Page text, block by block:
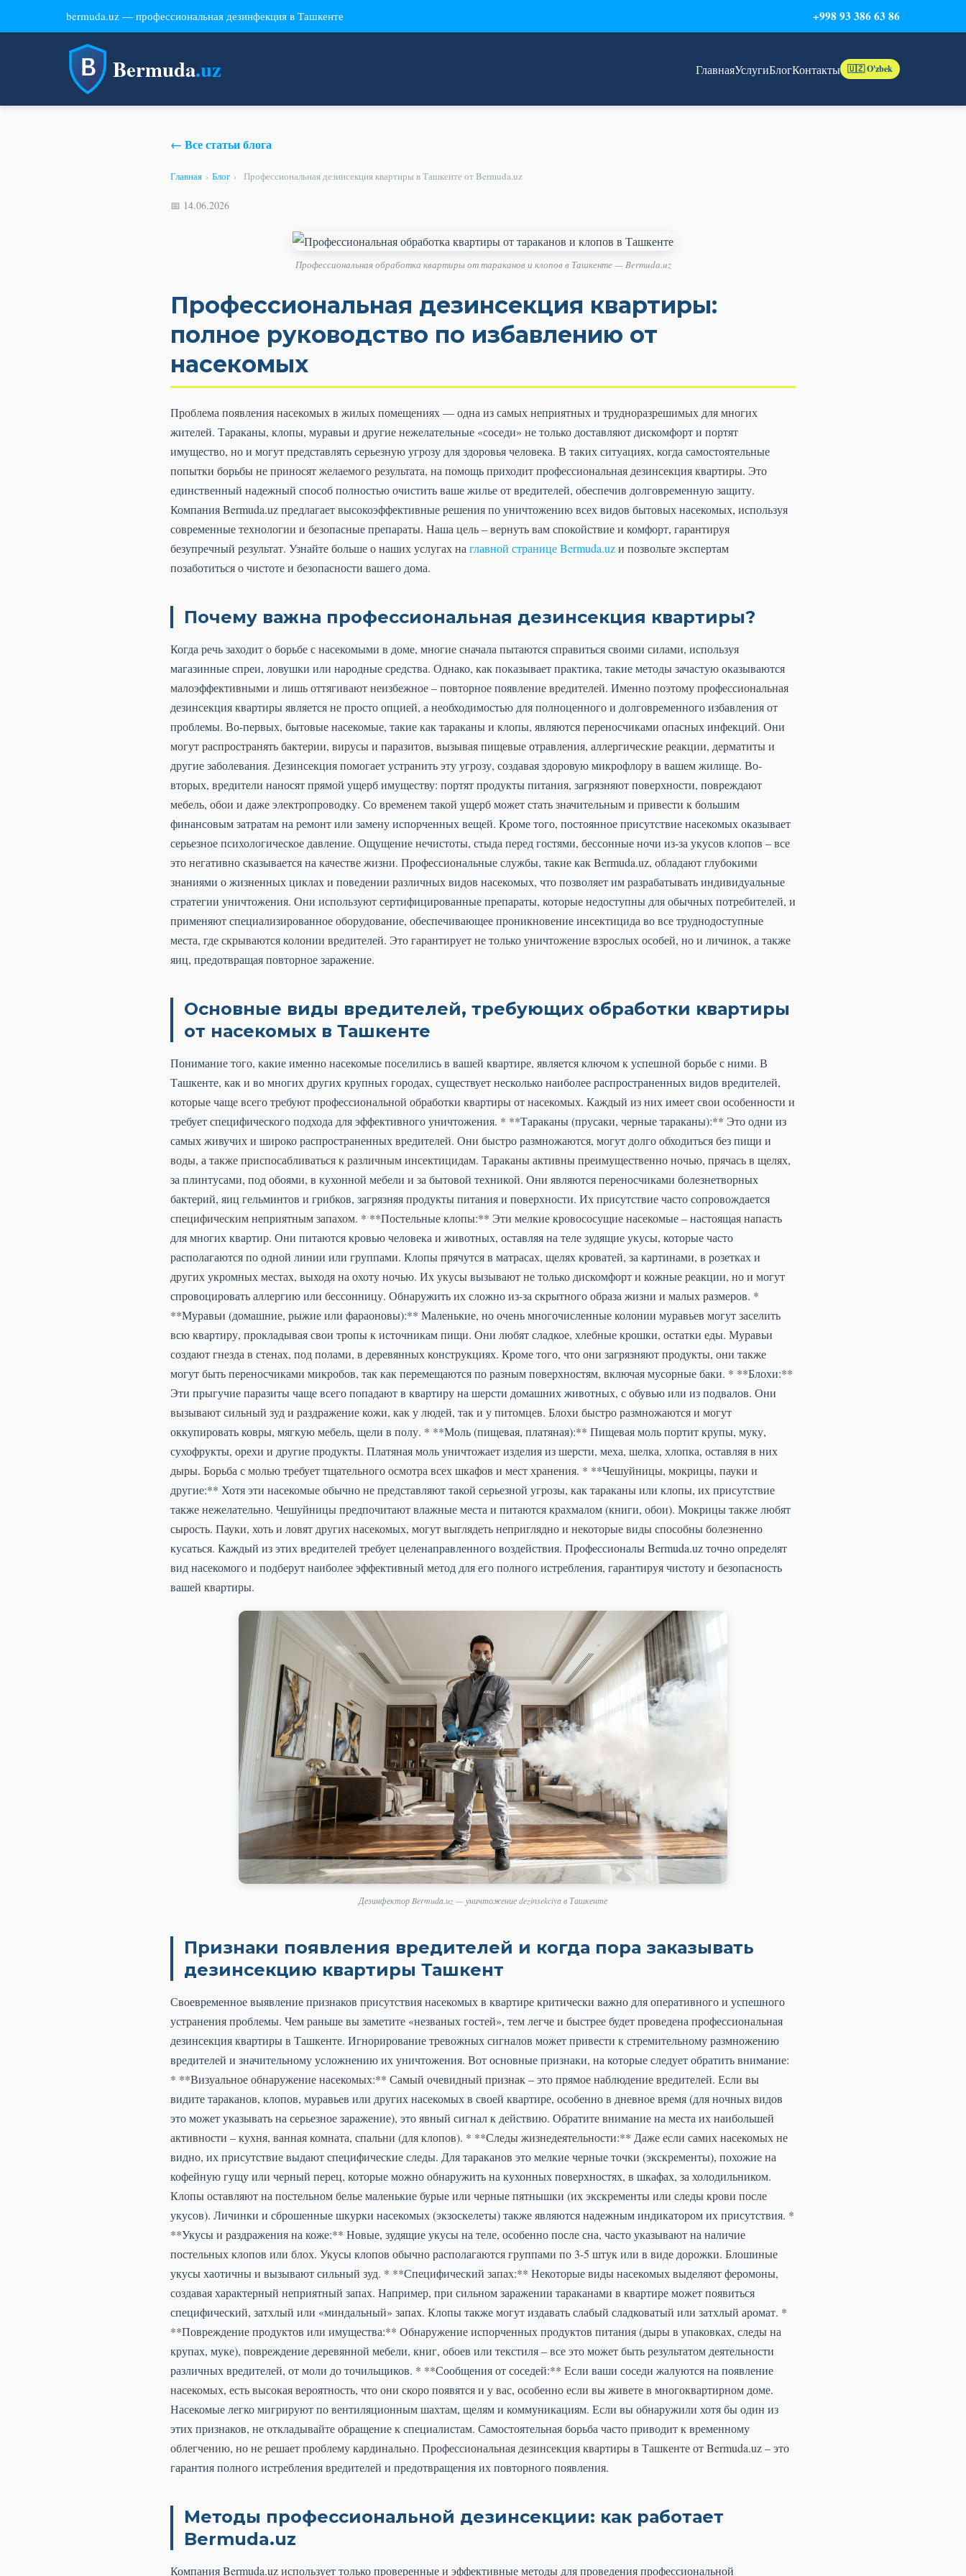
bermuda.uz — профессиональная дезинфекция в Ташкенте +998 93 386 63 86
Bermuda.uz ГлавнаяУслугиБлогКонтакты 🇺🇿 O'zbek
← Все статьи блога
Главная › Блог › Профессиональная дезинсекция квартиры в Ташкенте от Bermuda.uz
📅 14.06.2026
Профессиональная обработка квартиры от тараканов и клопов в Ташкенте — Bermuda.uz
Профессиональная дезинсекция квартиры:
полное руководство по избавлению от
насекомых
Проблема появления насекомых в жилых помещениях — одна из самых неприятных и трудноразрешимых для многих
жителей. Тараканы, клопы, муравьи и другие нежелательные «соседи» не только доставляют дискомфорт и портят
имущество, но и могут представлять серьезную угрозу для здоровья человека. В таких ситуациях, когда самостоятельные
попытки борьбы не приносят желаемого результата, на помощь приходит профессиональная дезинсекция квартиры. Это
единственный надежный способ полностью очистить ваше жилье от вредителей, обеспечив долговременную защиту.
Компания Bermuda.uz предлагает высокоэффективные решения по уничтожению всех видов бытовых насекомых, используя
современные технологии и безопасные препараты. Наша цель – вернуть вам спокойствие и комфорт, гарантируя
безупречный результат. Узнайте больше о наших услугах на главной странице Bermuda.uzи позвольте экспертам
позаботиться о чистоте и безопасности вашего дома.
Почему важна профессиональная дезинсекция квартиры?
Когда речь заходит о борьбе с насекомыми в доме, многие сначала пытаются справиться своими силами, используя
магазинные спреи, ловушки или народные средства. Однако, как показывает практика, такие методы зачастую оказываются
малоэффективными и лишь оттягивают неизбежное – повторное появление вредителей. Именно поэтому профессиональная
дезинсекция квартиры является не просто опцией, а необходимостью для полноценного и долговременного избавления от
проблемы. Во-первых, бытовые насекомые, такие как тараканы и клопы, являются переносчиками опасных инфекций. Они
могут распространять бактерии, вирусы и паразитов, вызывая пищевые отравления, аллергические реакции, дерматиты и
другие заболевания. Дезинсекция помогает устранить эту угрозу, создавая здоровую микрофлору в вашем жилище. Во-
вторых, вредители наносят прямой ущерб имуществу: портят продукты питания, загрязняют поверхности, повреждают
мебель, обои и даже электропроводку. Со временем такой ущерб может стать значительным и привести к большим
финансовым затратам на ремонт или замену испорченных вещей. Кроме того, постоянное присутствие насекомых оказывает
серьезное психологическое давление. Ощущение нечистоты, стыда перед гостями, бессонные ночи из-за укусов клопов – все
это негативно сказывается на качестве жизни. Профессиональные службы, такие как Bermuda.uz, обладают глубокими
знаниями о жизненных циклах и поведении различных видов насекомых, что позволяет им разрабатывать индивидуальные
стратегии уничтожения. Они используют сертифицированные препараты, которые недоступны для обычных потребителей, и
применяют специализированное оборудование, обеспечивающее проникновение инсектицида во все труднодоступные
места, где скрываются колонии вредителей. Это гарантирует не только уничтожение взрослых особей, но и личинок, а также
яиц, предотвращая повторное заражение.
Основные виды вредителей, требующих обработки квартиры
от насекомых в Ташкенте
Понимание того, какие именно насекомые поселились в вашей квартире, является ключом к успешной борьбе с ними. В
Ташкенте, как и во многих других крупных городах, существует несколько наиболее распространенных видов вредителей,
которые чаще всего требуют профессиональной обработки квартиры от насекомых. Каждый из них имеет свои особенности и
требует специфического подхода для эффективного уничтожения. * **Тараканы (прусаки, черные тараканы):** Это одни из
самых живучих и широко распространенных вредителей. Они быстро размножаются, могут долго обходиться без пищи и
воды, а также приспосабливаться к различным инсектицидам. Тараканы активны преимущественно ночью, прячась в щелях,
за плинтусами, под обоями, в кухонной мебели и за бытовой техникой. Они являются переносчиками болезнетворных
бактерий, яиц гельминтов и грибков, загрязняя продукты питания и поверхности. Их присутствие часто сопровождается
специфическим неприятным запахом. * **Постельные клопы:** Эти мелкие кровососущие насекомые – настоящая напасть
для многих квартир. Они питаются кровью человека и животных, оставляя на теле зудящие укусы, которые часто
располагаются по одной линии или группами. Клопы прячутся в матрасах, щелях кроватей, за картинами, в розетках и
других укромных местах, выходя на охоту ночью. Их укусы вызывают не только дискомфорт и кожные реакции, но и могут
спровоцировать аллергию или бессонницу. Обнаружить их сложно из-за скрытного образа жизни и малых размеров. *
**Муравьи (домашние, рыжие или фараоновы):** Маленькие, но очень многочисленные колонии муравьев могут заселить
всю квартиру, прокладывая свои тропы к источникам пищи. Они любят сладкое, хлебные крошки, остатки еды. Муравьи
создают гнезда в стенах, под полами, в деревянных конструкциях. Кроме того, что они загрязняют продукты, они также
могут быть переносчиками микробов, так как перемещаются по разным поверхностям, включая мусорные баки. * **Блохи:**
Эти прыгучие паразиты чаще всего попадают в квартиру на шерсти домашних животных, с обувью или из подвалов. Они
вызывают сильный зуд и раздражение кожи, как у людей, так и у питомцев. Блохи быстро размножаются и могут
оккупировать ковры, мягкую мебель, щели в полу. * **Моль (пищевая, платяная):** Пищевая моль портит крупы, муку,
сухофрукты, орехи и другие продукты. Платяная моль уничтожает изделия из шерсти, меха, шелка, хлопка, оставляя в них
дыры. Борьба с молью требует тщательного осмотра всех шкафов и мест хранения. * **Чешуйницы, мокрицы, пауки и
другие:** Хотя эти насекомые обычно не представляют такой серьезной угрозы, как тараканы или клопы, их присутствие
также нежелательно. Чешуйницы предпочитают влажные места и питаются крахмалом (книги, обои). Мокрицы также любят
сырость. Пауки, хоть и ловят других насекомых, могут выглядеть неприглядно и некоторые виды способны болезненно
кусаться. Каждый из этих вредителей требует целенаправленного воздействия. Профессионалы Bermuda.uz точно определят
вид насекомого и подберут наиболее эффективный метод для его полного истребления, гарантируя чистоту и безопасность
вашей квартиры.
Дезинфектор Bermuda.uz — уничтожение dezinsekciya в Ташкенте
Признаки появления вредителей и когда пора заказывать
дезинсекцию квартиры Ташкент
Своевременное выявление признаков присутствия насекомых в квартире критически важно для оперативного и успешного
устранения проблемы. Чем раньше вы заметите «незваных гостей», тем легче и быстрее будет проведена профессиональная
дезинсекция квартиры в Ташкенте. Игнорирование тревожных сигналов может привести к стремительному размножению
вредителей и значительному усложнению их уничтожения. Вот основные признаки, на которые следует обратить внимание:
* **Визуальное обнаружение насекомых:** Самый очевидный признак – это прямое наблюдение вредителей. Если вы
видите тараканов, клопов, муравьев или других насекомых в своей квартире, особенно в дневное время (для ночных видов
это может указывать на серьезное заражение), это явный сигнал к действию. Обратите внимание на места их наибольшей
активности – кухня, ванная комната, спальни (для клопов). * **Следы жизнедеятельности:** Даже если самих насекомых не
видно, их присутствие выдают специфические следы. Для тараканов это мелкие черные точки (экскременты), похожие на
кофейную гущу или черный перец, которые можно обнаружить на кухонных поверхностях, в шкафах, за холодильником.
Клопы оставляют на постельном белье маленькие бурые или черные пятнышки (их экскременты или следы крови после
укусов). Личинки и сброшенные шкурки насекомых (экзоскелеты) также являются надежным индикатором их присутствия. *
**Укусы и раздражения на коже:** Новые, зудящие укусы на теле, особенно после сна, часто указывают на наличие
постельных клопов или блох. Укусы клопов обычно располагаются группами по 3-5 штук или в виде дорожки. Блошиные
укусы хаотичны и вызывают сильный зуд. * **Специфический запах:** Некоторые виды насекомых выделяют феромоны,
создавая характерный неприятный запах. Например, при сильном заражении тараканами в квартире может появиться
специфический, затхлый или «миндальный» запах. Клопы также могут издавать слабый сладковатый или затхлый аромат. *
**Повреждение продуктов или имущества:** Обнаружение испорченных продуктов питания (дыры в упаковках, следы на
крупах, муке), повреждение деревянной мебели, книг, обоев или текстиля – все это может быть результатом деятельности
различных вредителей, от моли до точильщиков. * **Сообщения от соседей:** Если ваши соседи жалуются на появление
насекомых, есть высокая вероятность, что они скоро появятся и у вас, особенно если вы живете в многоквартирном доме.
Насекомые легко мигрируют по вентиляционным шахтам, щелям и коммуникациям. Если вы обнаружили хотя бы один из
этих признаков, не откладывайте обращение к специалистам. Самостоятельная борьба часто приводит к временному
облегчению, но не решает проблему кардинально. Профессиональная дезинсекция квартиры в Ташкенте от Bermuda.uz – это
гарантия полного истребления вредителей и предотвращения их повторного появления.
Методы профессиональной дезинсекции: как работает
Bermuda.uz
Компания Bermuda.uz использует только проверенные и эффективные методы для проведения профессиональной